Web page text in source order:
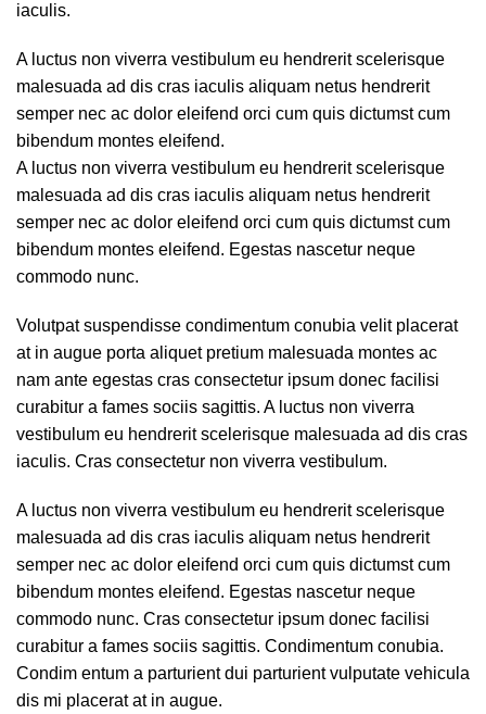
iaculis.
A luctus non viverra vestibulum eu hendrerit scelerisque
malesuada ad dis cras iaculis aliquam netus hendrerit
semper nec ac dolor eleifend orci cum quis dictumst cum
bibendum montes eleifend.
A luctus non viverra vestibulum eu hendrerit scelerisque
malesuada ad dis cras iaculis aliquam netus hendrerit
semper nec ac dolor eleifend orci cum quis dictumst cum
bibendum montes eleifend. Egestas nascetur neque
commodo nunc.
Volutpat suspendisse condimentum conubia velit placerat
at in augue porta aliquet pretium malesuada montes ac
nam ante egestas cras consectetur ipsum donec facilisi
curabitur a fames sociis sagittis. A luctus non viverra
vestibulum eu hendrerit scelerisque malesuada ad dis cras
iaculis. Cras consectetur non viverra vestibulum.
A luctus non viverra vestibulum eu hendrerit scelerisque
malesuada ad dis cras iaculis aliquam netus hendrerit
semper nec ac dolor eleifend orci cum quis dictumst cum
bibendum montes eleifend. Egestas nascetur neque
commodo nunc. Cras consectetur ipsum donec facilisi
curabitur a fames sociis sagittis. Condimentum conubia.
Condim entum a parturient dui parturient vulputate vehicula
dis mi placerat at in augue.